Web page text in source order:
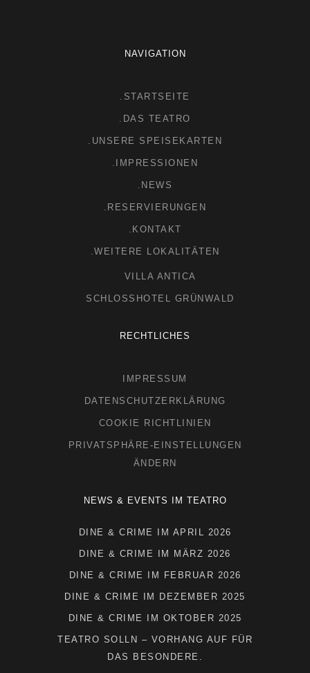
NAVIGATION
.STARTSEITE
.DAS TEATRO
.UNSERE SPEISEKARTEN
.IMPRESSIONEN
.NEWS
.RESERVIERUNGEN
.KONTAKT
.WEITERE LOKALITÄTEN
VILLA ANTICA
SCHLOSSHOTEL GRÜNWALD
RECHTLICHES
IMPRESSUM
DATENSCHUTZERKLÄRUNG
COOKIE RICHTLINIEN
PRIVATSPHÄRE-EINSTELLUNGEN
ÄNDERN
NEWS & EVENTS IM TEATRO
DINE & CRIME IM APRIL 2026
DINE & CRIME IM MÄRZ 2026
DINE & CRIME IM FEBRUAR 2026
DINE & CRIME IM DEZEMBER 2025
DINE & CRIME IM OKTOBER 2025
TEATRO SOLLN – VORHANG AUF FÜR
DAS BESONDERE.